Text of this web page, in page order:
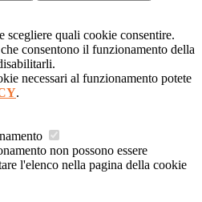
scegliere quali cookie consentire.
consentono il funzionamento della
necessari al funzionamento potete
.
non possono essere
l'elenco nella pagina della cookie